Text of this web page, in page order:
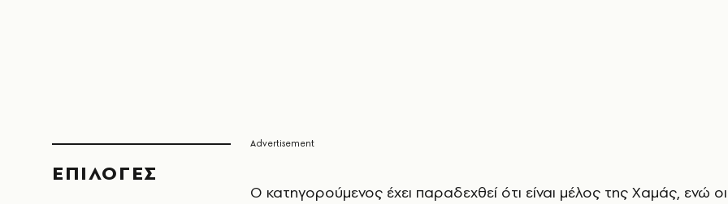
EΠΙΛΟΓΈΣ
Ο κατηγορούμενος έχει παραδεχθεί ότι είναι μέλος της Χαμάς, ενώ οι